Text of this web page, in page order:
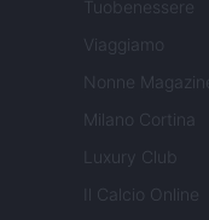
Tuobenessere
Viaggiamo
Nonne Magazine
Milano Cortina
Luxury Club
Il Calcio Online